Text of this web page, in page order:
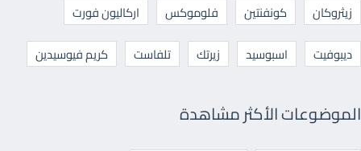
زيثروكان
كونفنتين فلوموكس
اركاليون فورت
ديبوفيت
اسبوسيد زيرتك تلفاست كريم فيوسيدين
الموضوعات الأكثر مشاهدة